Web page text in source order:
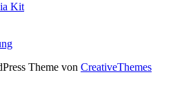
Kit
Theme von CreativeThemes